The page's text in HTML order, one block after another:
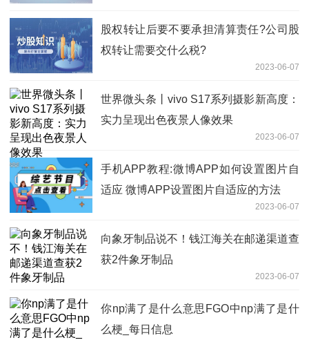
股权转让后要不要承担清算责任?公司股
权转让需要交什么税?
2023-06-07
世界微头条丨vivo S17系列摄影新高度：
实力呈现出色夜景人像效果
2023-06-07
手机APP教程:微博APP如何设置图片自
适应 微博APP设置图片自适应的方法
2023-06-07
向象牙制品说不！钱江海关在邮递渠道查
获2件象牙制品
2023-06-07
你np满了是什么意思FGO中np满了是什
么梗_每日信息